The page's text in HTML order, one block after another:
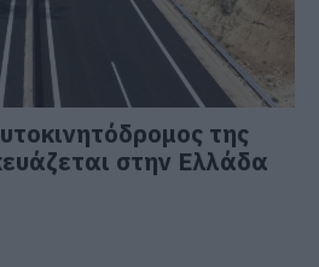
της
στην Ελλάδα